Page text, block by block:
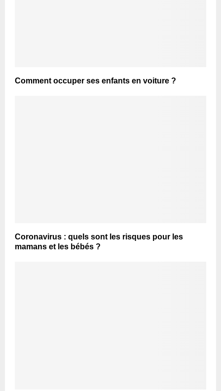
Comment occuper ses enfants en voiture ?
Coronavirus : quels sont les risques pour les
mamans et les bébés ?